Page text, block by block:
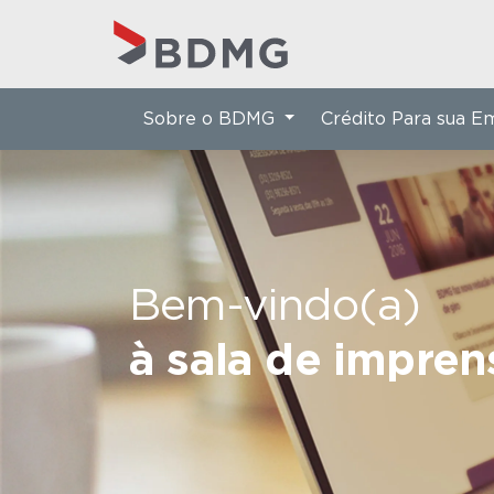
Bem-vindo(a)
à sala de
Sobre o BDMG Crédito Para sua